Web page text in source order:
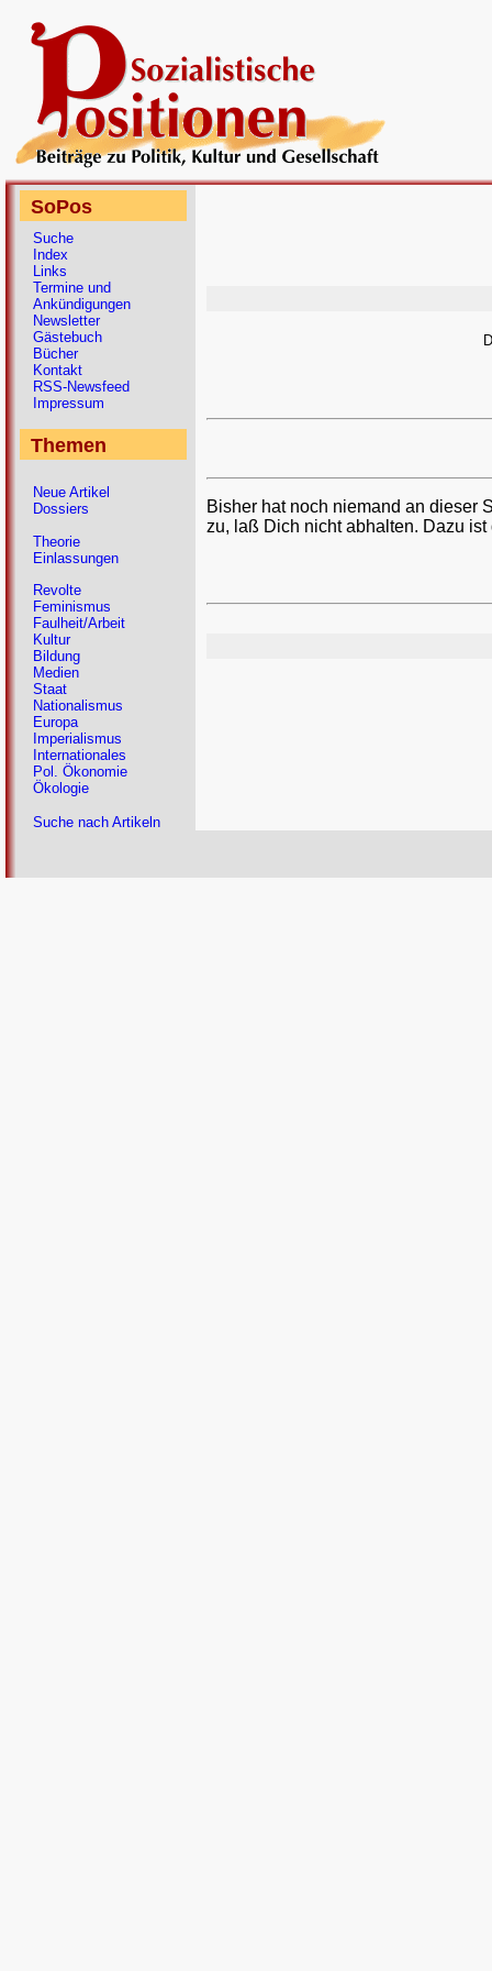
Bisher hat noch niemand an dieser
zu, laß Dich nicht abhalten. Dazu
SoPos
Suche
Index
Links
Termine und
Ankündigungen
Newsletter
Gästebuch
Bücher
Kontakt
RSS-Newsfeed
Impressum
Themen
Neue Artikel
Dossiers
Theorie
Einlassungen
Revolte
Feminismus
Faulheit/Arbeit
Kultur
Bildung
Medien
Staat
Nationalismus
Europa
Imperialismus
Internationales
Pol. Ökonomie
Ökologie
Suche nach Artikeln